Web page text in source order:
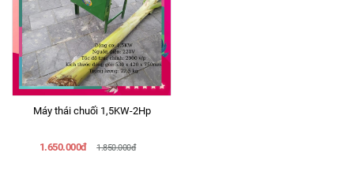
Máy thái chuối 1,5KW-2Hp
1.650.000đ 1.850.000đ